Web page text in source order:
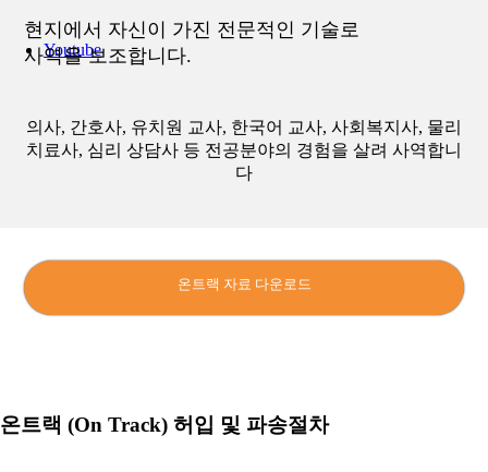
Youtube
현지에서 자신이 가진 전문적인 기술로
사역을 보조합니다.
의사, 간호사, 유치원 교사, 한국어 교사, 사회복지사, 물리
치료사, 심리 상담사 등 전공분야의 경험을 살려 사역합니
다
온트랙 자료 다운로드
온트랙 (On Track) 허입 및 파송절차